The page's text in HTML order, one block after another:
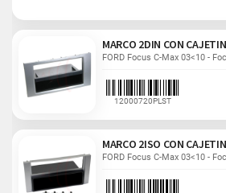
FORD Focus C-Max 03<10 -
12000720PLST
MARCO 2ISO CON
FORD Focus C-Max 03<10 -